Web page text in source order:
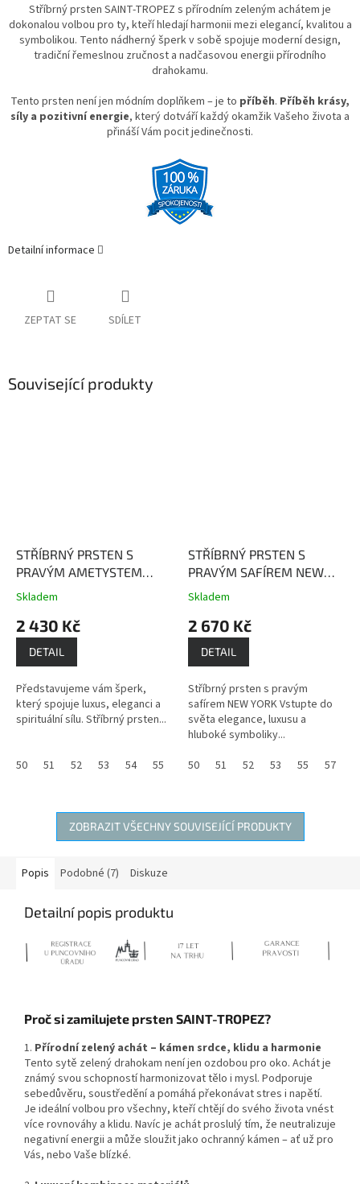
Stříbrný prsten SAINT-TROPEZ s přírodním zeleným achátem je
dokonalou volbou pro ty, kteří hledají harmonii mezi elegancí, kvalitou a
symbolikou. Tento nádherný šperk v sobě spojuje moderní design,
tradiční řemeslnou zručnost a nadčasovou energii přírodního
drahokamu.
Tento prsten není jen módním doplňkem – je to příběh. Příběh krásy,
síly a pozitivní energie, který dotváří každý okamžik Vašeho života a
přináší Vám pocit jedinečnosti.
Detailní informace
ZEPTAT SE SDÍLET
Související produkty
STŘÍBRNÝ PRSTEN S
PRAVÝM AMETYSTEM
PAŘÍŽ
obnovuje oslabenou
životní energii a léčí duši.
Průměrné
produktu
5
hvězdiček.
Skladem
2 430 Kč
DETAIL
Představujeme vám šperk,
který spojuje luxus, eleganci a
spirituální sílu. Stříbrný prsten...
50 51 52 53 54 55 56 59 60 61
STŘÍBRNÝ PRSTEN S
PRAVÝM SAFÍREM NEW
YORK
věrnosti.
Průměrné
produktu
5
hvězdiček.
Skladem
2 670 Kč
DETAIL
Stříbrný prsten s pravým
safírem NEW YORK Vstupte do
světa elegance, luxusu a
hluboké symboliky...
50
51 52 53 55 57
ZOBRAZIT VŠECHNY SOUVISEJÍCÍ PRODUKTY
Popis Podobné (7) Diskuze
Detailní popis produktu
Proč si zamilujete prsten SAINT-TROPEZ?
1. Přírodní zelený achát – kámen srdce, klidu a harmonie
Tento sytě zelený drahokam není jen ozdobou pro oko. Achát je
známý svou schopností harmonizovat tělo i mysl. Podporuje
sebedůvěru, soustředění a pomáhá překonávat stres i napětí.
Je ideální volbou pro všechny, kteří chtějí do svého života vnést
více rovnováhy a klidu. Navíc je achát proslulý tím, že neutralizuje
negativní energii a může sloužit jako ochranný kámen – ať už pro
Vás, nebo Vaše blízké.